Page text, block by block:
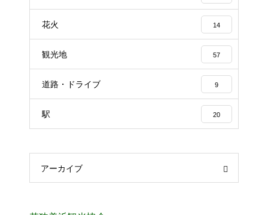
花火 14
観光地 57
道路・ドライブ 9
駅 20
アーカイブ